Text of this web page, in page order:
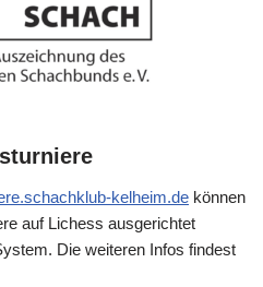
kelheim.de können
auf Lichess ausgerichtet
Die weiteren Infos findest